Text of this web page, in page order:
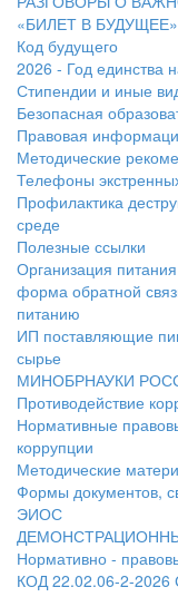
«БИЛЕТ В БУДУЩЕЕ»
Код будущего
2026 - Год единства
Стипендии и иные
Безопасная
Правовая
Методические
Телефоны
Профилактика
среде
Полезные ссылки
Организация
форма обратной
питанию
ИП поставляющие
сырье
МИНОБРНАУКИ
Противодействие
Нормативные
коррупции
Методические
Формы документов,
ЭИОС
Нормативно -
КОД 22.02.06-2-2026